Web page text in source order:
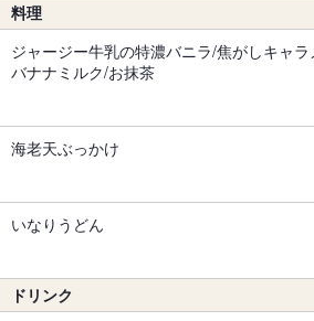
料理
ジャージー牛乳の特濃バニラ/焦がしキャ
バナナミルク/お抹茶
海老天ぶっかけ
いなりうどん
ドリンク